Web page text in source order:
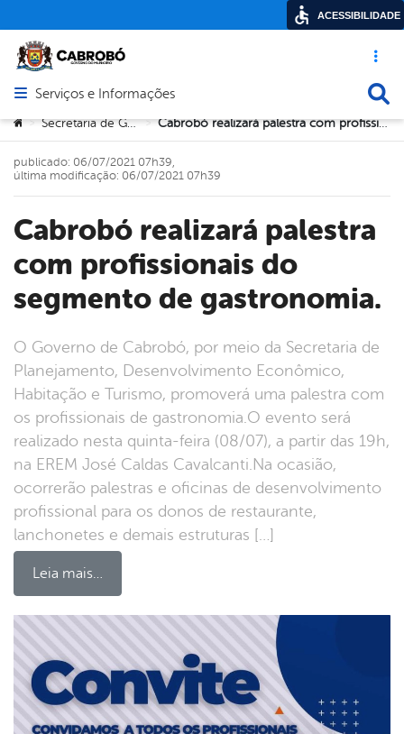
Acesso
Abrir menu principal de navegação
Serviços e Informações
Você está aqui:
> Secretaria de Governo > Cabrobó realizará palestra com profissionais do segmento de gastronomia.
Cabrobó realizará palestra
com profissionais do
segmento de gastronomia.
O Governo de Cabrobó, por meio da Secretaria de
Planejamento, Desenvolvimento Econômico,
Habitação e Turismo, promoverá uma palestra com
os profissionais de gastronomia.O evento será
realizado nesta quinta-feira (08/07), a partir das 19h,
na EREM José Caldas Cavalcanti.Na ocasião,
ocorrerão palestras e oficinas de desenvolvimento
profissional para os donos de restaurante,
lanchonetes e demais estruturas […]
Leia mais…
publicado: 06/07/2021 07h39,
última modificação: 06/07/2021 07h39
ACESSIBILIDADE